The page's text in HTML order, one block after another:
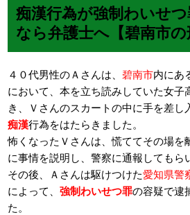
痴漢行為が強制わいせ
なら弁護士へ【碧南市の
４０代男性のＡさんは、碧南市内にあ
において、本を立ち読みしていた女子
き、Ｖさんのスカートの中に手を差し
痴漢行為をはたらきました。
怖くなったＶさんは、慌ててその場を
に事情を説明し、警察に通報してもら
その後、Ａさんは駆けつけた愛知県警
によって、強制わいせつ罪の容疑で逮
た。